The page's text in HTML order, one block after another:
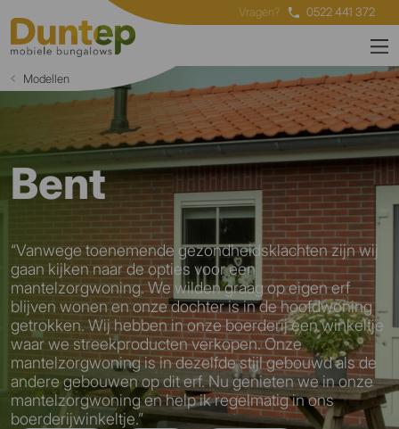
Vragen? 0522 441 372
Modellen
Bent
“Vanwege toenemende gezondheidsklachten zijn wij
gaan kijken naar de opties voor een
mantelzorgwoning. We wilden graag op eigen erf
blijven wonen en onze dochter is in de hoofdwoning
getrokken. Wij hebben in onze boerderij een winkeltje
waar we streekproducten verkopen. Onze
mantelzorgwoning is in dezelfde stijl gebouwd als de
andere gebouwen op dit erf. Nu genieten we in onze
mantelzorgwoning en help ik regelmatig in ons
boerderijwinkeltje.”